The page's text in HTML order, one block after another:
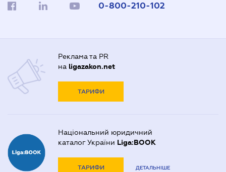
0-800-210-102
Реклама та PR
на ligazakon.net
ТАРИФИ
Національний юридичний
каталог України Liga:BOOK
ТАРИФИ ДЕТАЛЬНІШЕ